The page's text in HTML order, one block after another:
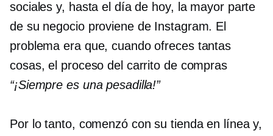
sociales y, hasta el día de hoy, la mayor parte
de su negocio proviene de Instagram. El
problema era que, cuando ofreces tantas
cosas, el proceso del carrito de compras
“¡Siempre es una pesadilla!”
Por lo tanto, comenzó con su tienda en línea y,